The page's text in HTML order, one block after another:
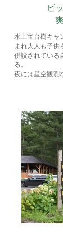
ビ
水上宝台樹キャ
まれ大人も子供
併設されている
る。
夜には星空観測